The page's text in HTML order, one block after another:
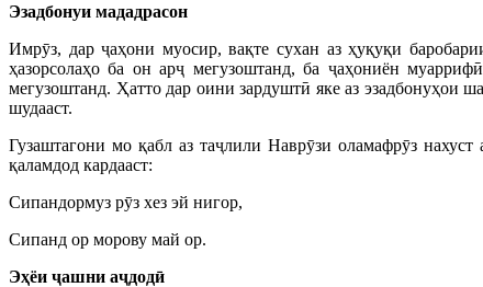
Эзадбонуи мададрасон
Имрӯз, дар ҷаҳони муосир, вақте сухан аз ҳуқуқи
ҳазорсолаҳо ба он арҷ мегузоштанд, ба ҷаҳониён
мегузоштанд. Ҳатто дар оини зардуштӣ яке аз
шудааст.
Гузаштагони мо қабл аз таҷлили Наврӯзи оламафрӯз
қаламдод кардааст:
Сипандормуз рӯз хез эй нигор,
Сипанд ор морову май ор.
Эҳёи ҷашни аҷдодӣ